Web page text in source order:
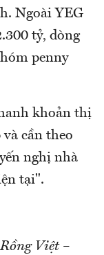
Ngoài YEG
tỷ, dòng
penny
khoản thị
cần theo
nghị nhà
tại".
Việt –